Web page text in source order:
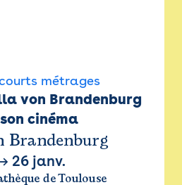
métrages
von Brandenburg
cinéma
Brandenburg
→ 26 janv.
de Toulouse